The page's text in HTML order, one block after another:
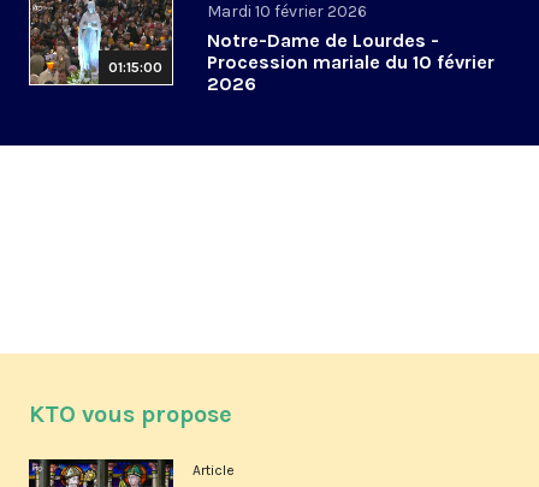
01:15:00
Mardi 10 février 2026
Notre-Dame de Lourdes -
Procession mariale du 10 février
2026
KTO vous propose
Article